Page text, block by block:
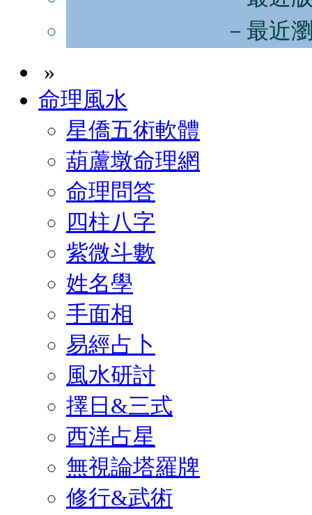
－最近
»
命理風水
星僑五術軟體
葫蘆墩命理網
命理問答
四柱八字
紫微斗數
姓名學
手面相
易經占卜
風水研討
擇日&三式
西洋占星
無視論塔羅牌
修行&武術